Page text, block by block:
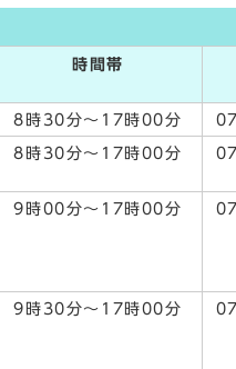
時間帯
8時30分～17時00分
8時30分～17時00分
9時00分～17時00分
9時30分～17時00分